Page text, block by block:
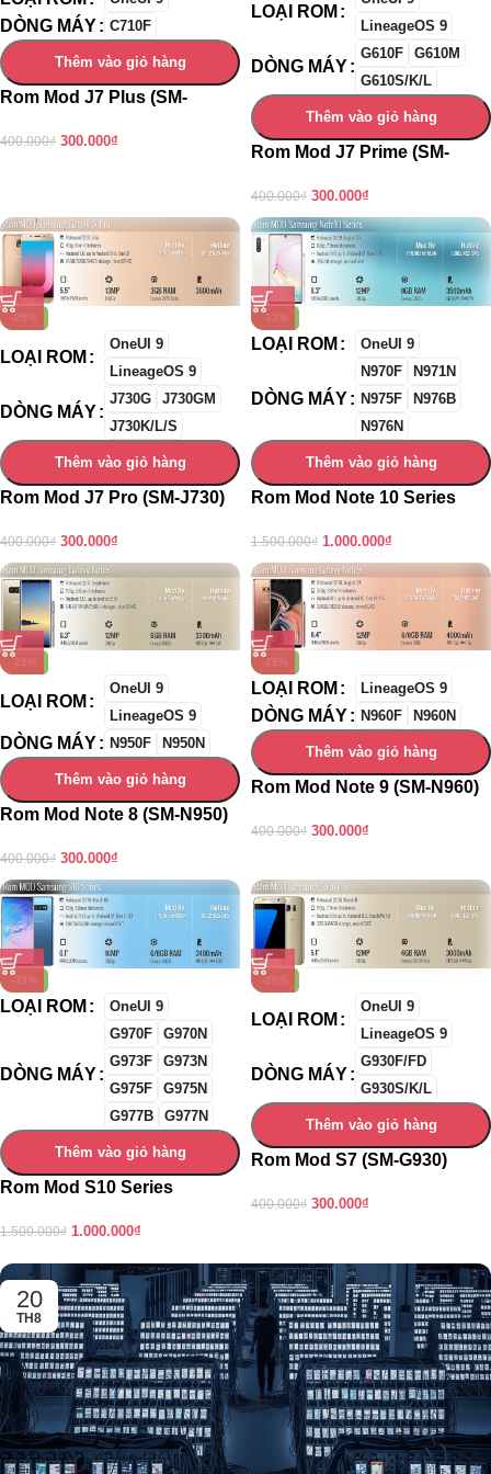
DÒNG MÁY C710F
Thêm vào giỏ hàng
Rom Mod J7 Plus (SM-
400.000₫ 300.000₫
LOẠI ROM
LineageOS 9
DÒNG MÁY
G610F
G610M
G610S/K/L
Thêm vào giỏ hàng
Rom Mod J7 Prime (SM-
400.000₫ 300.000₫
-25%
LOẠI ROM
OneUI 9
LineageOS 9
DÒNG MÁY
J730G
J730GM
J730K/L/S
Thêm vào giỏ hàng
Rom Mod J7 Pro (SM-J730)
400.000₫ 300.000₫
-33%
LOẠI ROM OneUI 9
DÒNG MÁY
N970F
N971N
N975F
N976B
N976N
Thêm vào giỏ hàng
Rom Mod Note 10 Series
1.500.000₫ 1.000.000₫
-25%
LOẠI ROM
OneUI 9
LineageOS 9
DÒNG MÁY N950F N950N
Thêm vào giỏ hàng
Rom Mod Note 8 (SM-N950)
400.000₫ 300.000₫
-25%
LOẠI ROM LineageOS 9
DÒNG MÁY N960F N960N
Thêm vào giỏ hàng
Rom Mod Note 9 (SM-N960)
400.000₫ 300.000₫
-33%
LOẠI ROM OneUI 9
DÒNG MÁY
G970F
G970N
G973F
G973N
G975F
G975N
G977B
G977N
Thêm vào giỏ hàng
Rom Mod S10 Series
1.500.000₫ 1.000.000₫
-25%
LOẠI ROM
OneUI 9
LineageOS 9
DÒNG MÁY
G930F/FD
G930S/K/L
Thêm vào giỏ hàng
Rom Mod S7 (SM-G930)
400.000₫ 300.000₫
20
TH8